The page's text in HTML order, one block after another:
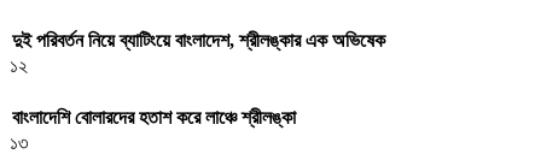
দুই পরিবর্তন নিয়ে ব্যাটিংয়ে বাংলাদেশ, শ্রীলঙ্কার এক অভিষেক
১২
বাংলাদেশি বোলারদের হতাশ করে লাঞ্চে শ্রীলঙ্কা
১৩